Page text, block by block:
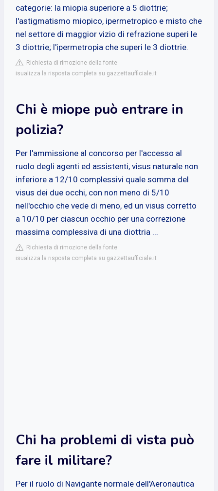
categorie: la miopia superiore a 5 diottrie;
l'astigmatismo miopico, ipermetropico e misto che
nel settore di maggior vizio di refrazione superi le
3 diottrie; l'ipermetropia che superi le 3 diottrie.
Richiesta di rimozione della fonte
isualizza la risposta completa su gazzettaufficiale.it
Chi è miope può entrare in
polizia?
Per l'ammissione al concorso per l'accesso al
ruolo degli agenti ed assistenti, visus naturale non
inferiore a 12/10 complessivi quale somma del
visus dei due occhi, con non meno di 5/10
nell'occhio che vede di meno, ed un visus corretto
a 10/10 per ciascun occhio per una correzione
massima complessiva di una diottria ...
Richiesta di rimozione della fonte
isualizza la risposta completa su gazzettaufficiale.it
Chi ha problemi di vista può
fare il militare?
Per il ruolo di Navigante normale dell'Aeronautica